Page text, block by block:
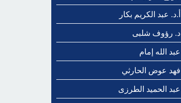
أ.د. عبد الكريم بكار
د. رؤوف شلبى
عبد الله إمام
فهد عوض الحارثي
عبد الحميد الطرزى